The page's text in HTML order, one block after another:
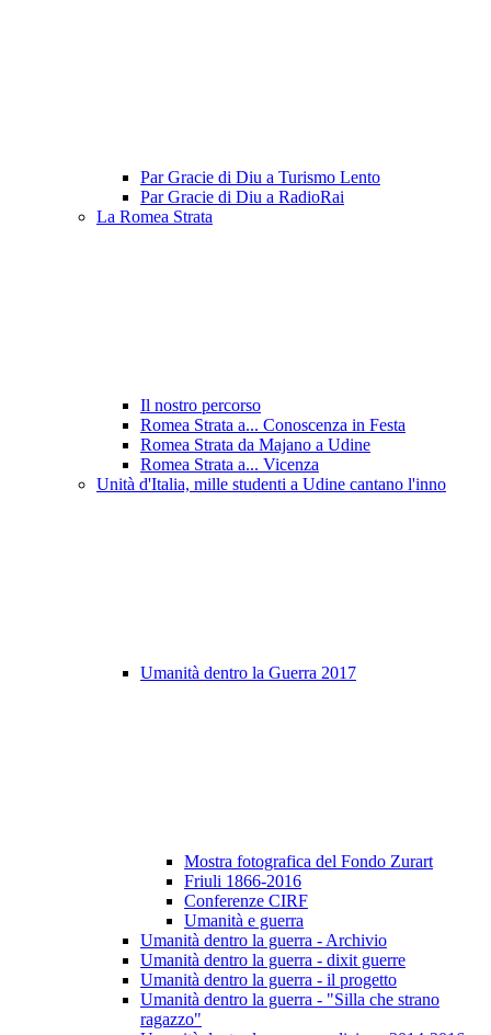
Par Gracie di Diu a Turismo Lento
Par Gracie di Diu a RadioRai
La Romea Strata
Il nostro percorso
Romea Strata a... Conoscenza in Festa
Romea Strata da Majano a Udine
Romea Strata a... Vicenza
Unità d'Italia, mille studenti a Udine cantano l'inno
Umanità dentro la Guerra 2017
Mostra fotografica del Fondo Zurart
Friuli 1866-2016
Conferenze CIRF
Umanità e guerra
Umanità dentro la guerra - Archivio
Umanità dentro la guerra - dixit guerre
Umanità dentro la guerra - il progetto
Umanità dentro la guerra - "Silla che strano
ragazzo"